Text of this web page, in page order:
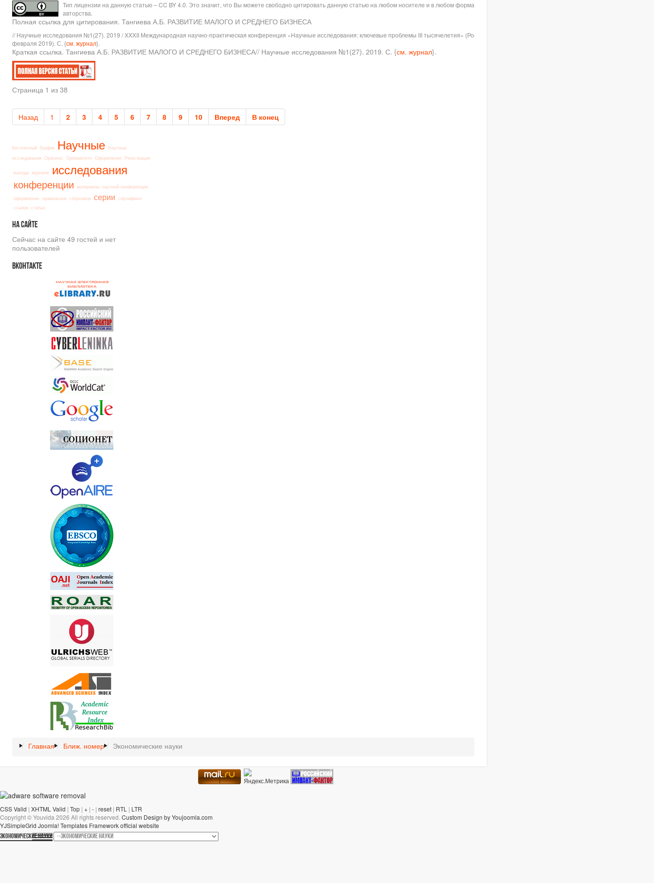
Тип лицензии на данную статью – CC BY 4.0. Это значит, что Вы можете свободно цитировать данную статью на любом носителе и в любом формате при указании
авторства.
Полная ссылка для цитирования. Тангиева А.Б. РАЗВИТИЕ МАЛОГО И СРЕДНЕГО БИЗНЕСА
// Научные исследования №1(27). 2019 / XXXII Международная научно-практическая конференция «Научные исследования: ключевые проблемы III тысячелетия» (Россия. Москва. 01
февраля 2019). С. {см. журнал}.
Краткая ссылка. Тангиева А.Б. РАЗВИТИЕ МАЛОГО И СРЕДНЕГО БИЗНЕСА// Научные исследования №1(27). 2019. С. {см. журнал}.
Страница 1 из 38
Назад 1 2 3 4 5 6 7 8 9 10 Вперед В конец
Бесплатный График Научные Научные
исследования Оргвзнос Оргкомитете Оформление Регистрация
выхода журнале исследования
конференции материалы научной конференции
оформление правильное сборников серии сертификат
ссылок статьи
Насайте
Сейчас на сайте 49 гостей и нет
пользователей
Вконтакте
Главная Ближ. номер Экономические науки
CSS Valid | XHTML Valid | Top | + | - | reset | RTL | LTR
Copyright ©Youvida 2026 All rights reserved. Custom Design by Youjoomla.com
YJSimpleGrid Joomla! Templates Framework official website
ЭКОНОМИЧЕСКИЕ НАУКИ